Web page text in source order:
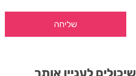
שיכולים לעניין אותך